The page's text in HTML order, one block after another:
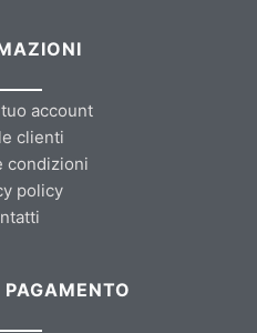
account
clienti
condizioni
policy